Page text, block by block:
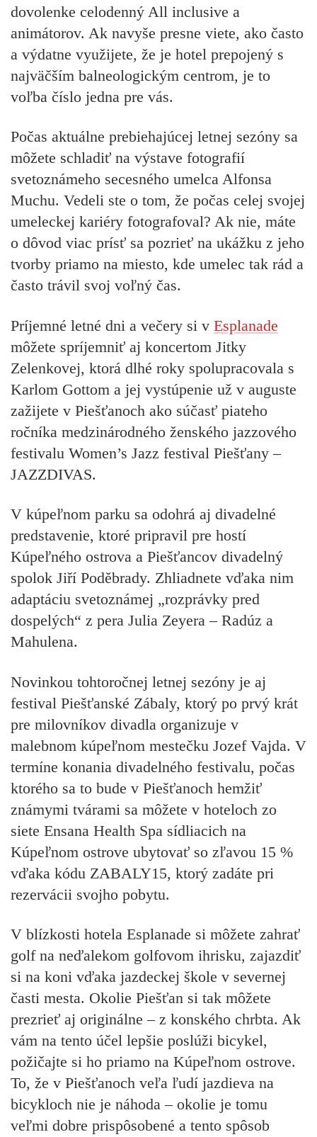
dovolenke celodenný All inclusive a
animátorov. Ak navyše presne viete, ako často
a výdatne využijete, že je hotel prepojený s
najväčším balneologickým centrom, je to
voľba číslo jedna pre vás.
Počas aktuálne prebiehajúcej letnej sezóny sa
môžete schladiť na výstave fotografií
svetoznámeho secesného umelca Alfonsa
Muchu. Vedeli ste o tom, že počas celej svojej
umeleckej kariéry fotografoval? Ak nie, máte
o dôvod viac prísť sa pozrieť na ukážku z jeho
tvorby priamo na miesto, kde umelec tak rád a
často trávil svoj voľný čas.
Príjemné letné dni a večery si v Esplanade
môžete spríjemniť aj koncertom Jitky
Zelenkovej, ktorá dlhé roky spolupracovala s
Karlom Gottom a jej vystúpenie už v auguste
zažijete v Piešťanoch ako súčasť piateho
ročníka medzinárodného ženského jazzového
festivalu Women’s Jazz festival Piešťany –
JAZZDIVAS.
V kúpeľnom parku sa odohrá aj divadelné
predstavenie, ktoré pripravil pre hostí
Kúpeľného ostrova a Piešťancov divadelný
spolok Jiří Poděbrady. Zhliadnete vďaka nim
adaptáciu svetoznámej „rozprávky pred
dospelých“ z pera Julia Zeyera – Radúz a
Mahulena.
Novinkou tohtoročnej letnej sezóny je aj
festival Piešťanské Zábaly, ktorý po prvý krát
pre milovníkov divadla organizuje v
malebnom kúpeľnom mestečku Jozef Vajda. V
termíne konania divadelného festivalu, počas
ktorého sa to bude v Piešťanoch hemžiť
známymi tvárami sa môžete v hoteloch zo
siete Ensana Health Spa sídliacich na
Kúpeľnom ostrove ubytovať so zľavou 15 %
vďaka kódu ZABALY15, ktorý zadáte pri
rezervácii svojho pobytu.
V blízkosti hotela Esplanade si môžete zahrať
golf na neďalekom golfovom ihrisku, zajazdiť
si na koni vďaka jazdeckej škole v severnej
časti mesta. Okolie Piešťan si tak môžete
prezrieť aj originálne – z konského chrbta. Ak
vám na tento účel lepšie poslúži bicykel,
požičajte si ho priamo na Kúpeľnom ostrove.
To, že v Piešťanoch veľa ľudí jazdieva na
bicykloch nie je náhoda – okolie je tomu
veľmi dobre prispôsobené a tento spôsob